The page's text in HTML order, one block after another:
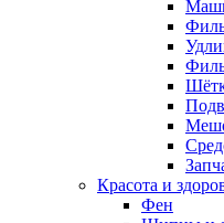
Красота и
Фен